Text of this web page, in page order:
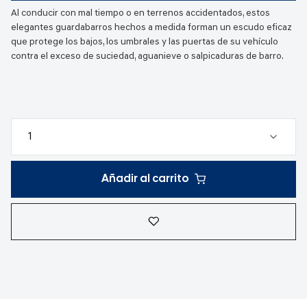
Al conducir con mal tiempo o en terrenos accidentados, estos
elegantes guardabarros hechos a medida forman un escudo eficaz
que protege los bajos, los umbrales y las puertas de su vehículo
contra el exceso de suciedad, aguanieve o salpicaduras de barro.
Añadir al carrito